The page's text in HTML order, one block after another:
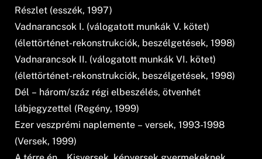
Részlet (esszék, 1997)
Vadnarancsok I. (válogatott munkák V. kötet)
(élettörténet-rekonstrukciók, beszélgetések, 1998)
Vadnarancsok II. (válogatott munkák VI. kötet)
(élettörténet-rekonstrukciók, beszélgetések, 1998)
Dél – három/száz régi elbeszélés, ötvenhét
lábjegyzettel (Regény, 1999)
Ezer veszprémi naplemente – versek, 1993-1998
(Versek, 1999)